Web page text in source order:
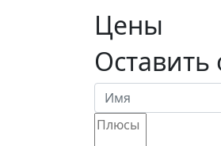
Цены
Оставить